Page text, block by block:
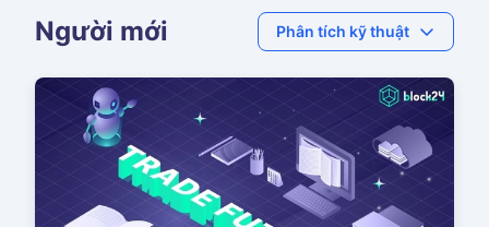
Người mới Phân tích kỹ thuật